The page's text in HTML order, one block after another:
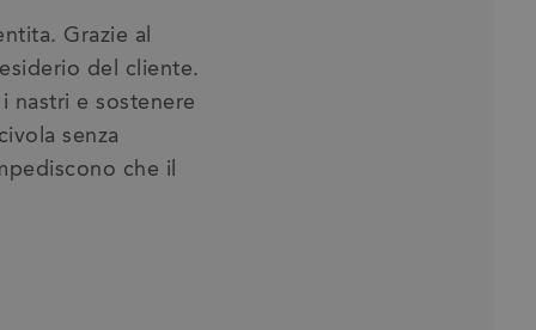
Grazie al
del cliente.
nastri e sostenere
senza
che il